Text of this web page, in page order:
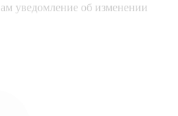
уведомление об изменении